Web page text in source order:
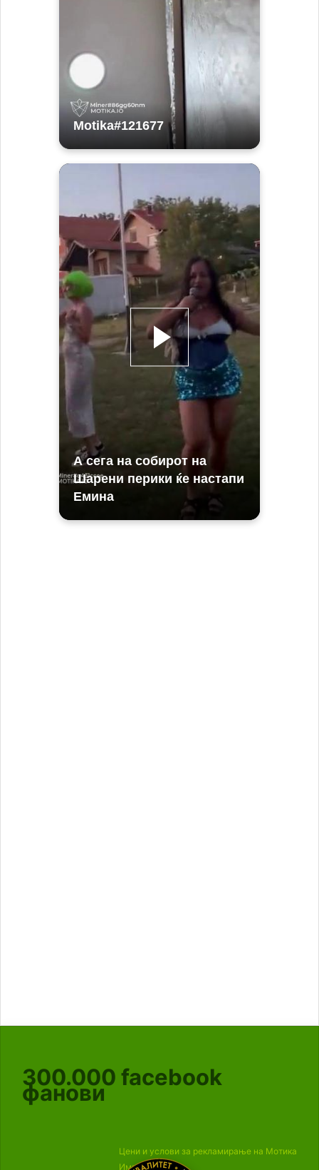
300.000 facebook
фанови
Цени и услови за рекламирање на Мотика
Импресум